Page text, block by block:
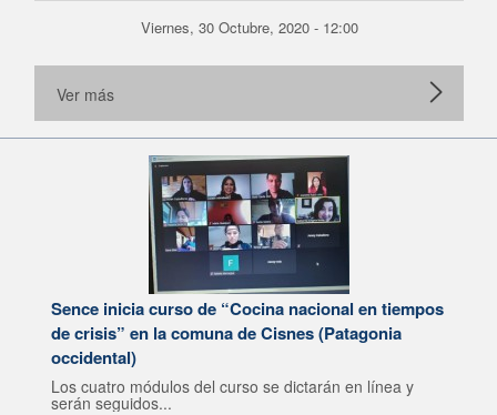
Viernes, 30 Octubre, 2020 - 12:00
Ver más
Sence inicia curso de “Cocina nacional en tiempos
de crisis” en la comuna de Cisnes (Patagonia
occidental)
Los cuatro módulos del curso se dictarán en línea y
serán seguidos...